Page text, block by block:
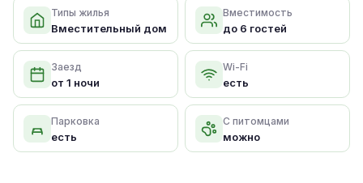
Типы жилья
Вместительный дом
Вместимость
до 6 гостей
Заезд
от 1 ночи
Wi-Fi
есть
Парковка
есть
С питомцами
можно